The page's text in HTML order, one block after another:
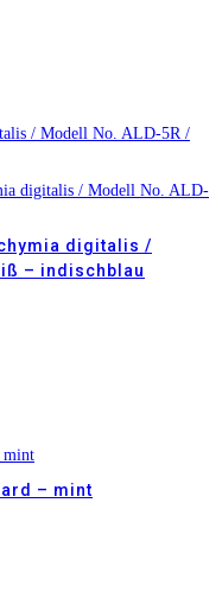
digitalis /
– indischblau
– mint